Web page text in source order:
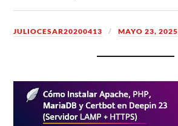
JULIOCESAR20200413 MAYO 23, 2025